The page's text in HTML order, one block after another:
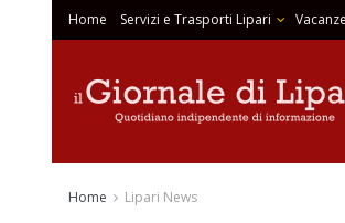
Home Servizi e Trasporti Lipari
Home Lipari News